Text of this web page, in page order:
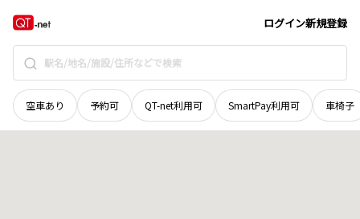
ログイン新規登録
空車あり 予約可 QT-net利用可 SmartPay利用可 車椅子
京都府